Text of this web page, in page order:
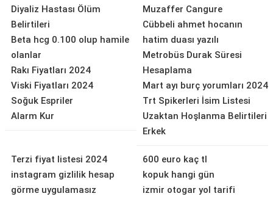
Diyaliz Hastası Ölüm
Belirtileri
Beta hcg 0.100 olup hamile
olanlar
Rakı Fiyatları 2024
Viski Fiyatları 2024
Soğuk Espriler
Alarm Kur
Muzaffer Cangure
Cübbeli ahmet hocanın
hatim duası yazılı
Metrobüs Durak Süresi
Hesaplama
Mart ayı burç yorumları 2024
Trt Spikerleri İsim Listesi
Uzaktan Hoşlanma Belirtileri
Erkek
Terzi fiyat listesi 2024
instagram gizlilik hesap
görme uygulamasız
600 euro kaç tl
kopuk hangi gün
izmir otogar yol tarifi